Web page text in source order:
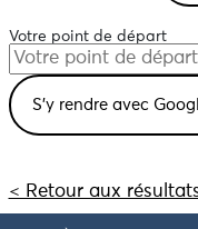
Votre point de départ
< Retour aux